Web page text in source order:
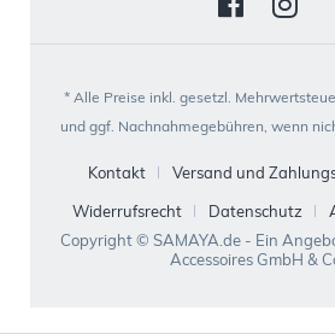
* Alle Preise inkl. gesetzl.
und ggf. Nachnahmegebühren, wenn
Kontakt
Versand und
Widerrufsrecht
Datenschutz
Copyright © SAMAYA.de - Ein
Accessoires GmbH &